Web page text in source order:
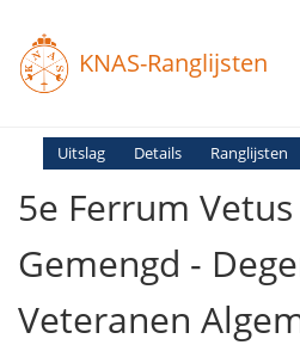
KNAS-Ranglijsten
Uitslag Details Ranglijsten
5e Ferrum
Gemengd -
Veteranen